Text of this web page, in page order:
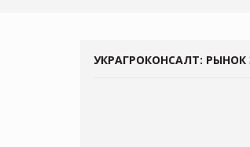
УКРАГРОКОНСАЛТ: